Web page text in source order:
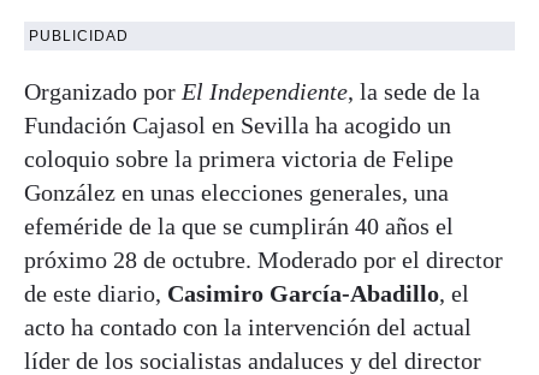
PUBLICIDAD
Organizado por El Independiente, la sede de la
Fundación Cajasol en Sevilla ha acogido un
coloquio sobre la primera victoria de Felipe
González en unas elecciones generales, una
efeméride de la que se cumplirán 40 años el
próximo 28 de octubre. Moderado por el director
de este diario, Casimiro García-Abadillo, el
acto ha contado con la intervención del actual
líder de los socialistas andaluces y del director